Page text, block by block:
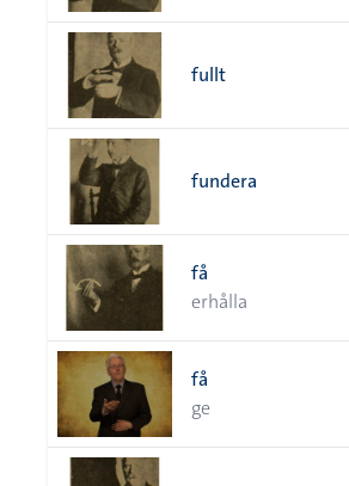
fullt
fundera
få
erhålla
få
ge